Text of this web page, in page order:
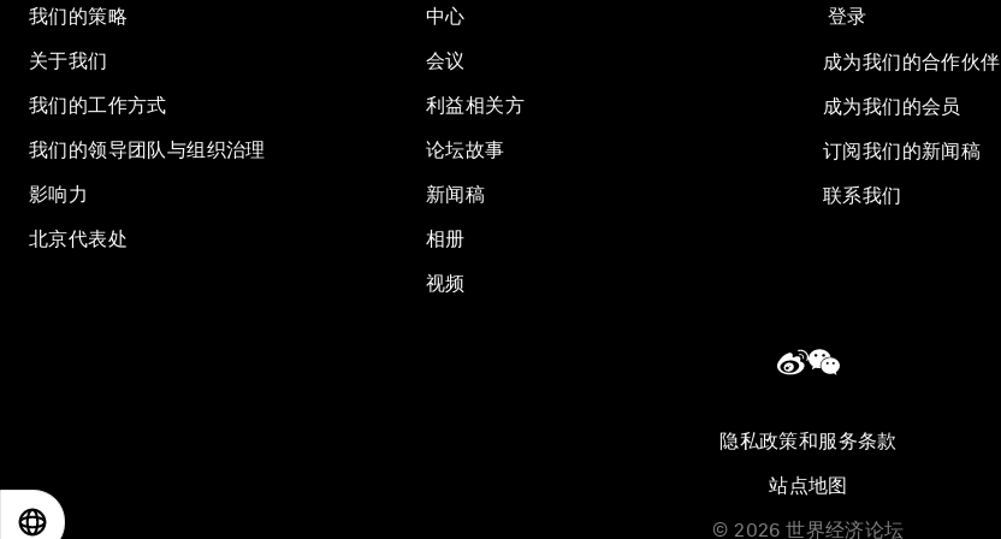
我们的策略
关于我们
我们的工作方式
我们的领导团队与组织治理
影响力
北京代表处
中心
会议
利益相关方
论坛故事
新闻稿
相册
视频
登录
成为我们的合作伙伴
成为我们的会员
订阅我们的新闻稿
联系我们
隐私政策和服务条款
站点地图
© 2026 世界经济论坛